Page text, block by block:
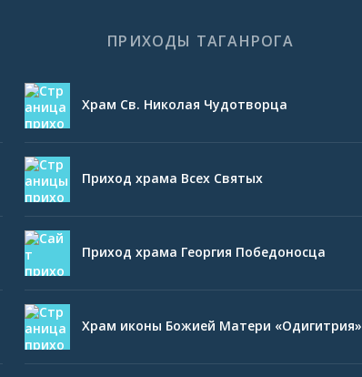
ПРИХОДЫ ТАГАНРОГА
Храм Св. Николая Чудотворца
Приход храма Всех Святых
Приход храма Георгия Победоносца
Храм иконы Божией Матери «Одигитрия»